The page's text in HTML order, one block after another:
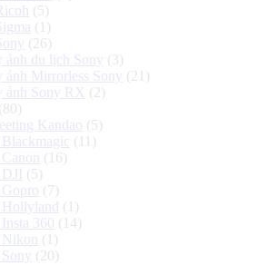
(5)
(1)
(26)
ảnh du lịch Sony (3)
ảnh Mirrorless Sony (21)
ảnh Sony RX (2)
(80)
Kandao (5)
(11)
(16)
(5)
(7)
(1)
360 (14)
(1)
(20)